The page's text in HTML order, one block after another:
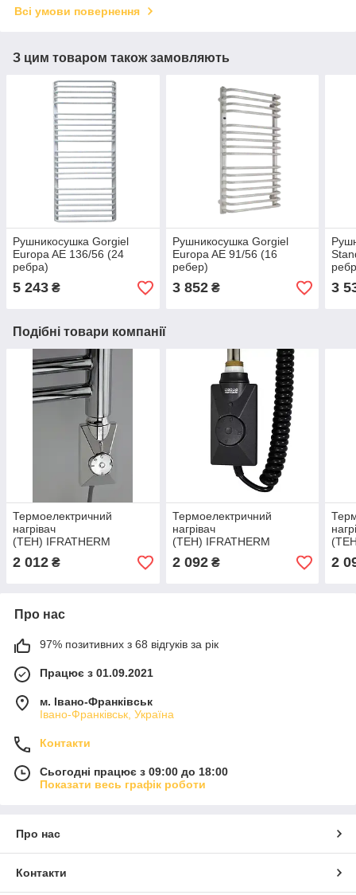
Всі умови повернення
З цим товаром також замовляють
Рушникосушка Gorgiel
Europa AE 136/56 (24
ребра)
5 243 ₴
Рушникосушка Gorgiel
Europa AE 91/56 (16
ребер)
3 852₴ 3
Подібні товари компанії
Термоелектричний
нагрівач
(ТЕН) IFRATHERM
(сріблястий)
2 012 ₴
Термоелектричний
нагрівач
(ТЕН) IFRATHERM
2 092₴ 2
Про нас
97% позитивних з 68 відгуків за рік
Працює з 01.09.2021
м. Івано-Франківськ
Івано-Франківськ, Україна
Контакти
Сьогодні працює з 09:00 до 18:00
Показати весь графік роботи
Про нас
Контакти